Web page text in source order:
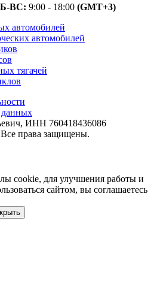
ВС: 9:00 - 18:00 (GMT+3)
автомобилей
автомобилей
тягачей
данных
ИНН 760418436086
права защищены.
cookie, для улучшения работы и
сайтом, вы соглашаетесь